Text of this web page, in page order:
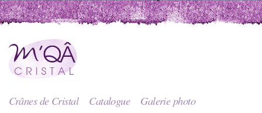
Crânes de Cristal Catalogue
Galerie photo